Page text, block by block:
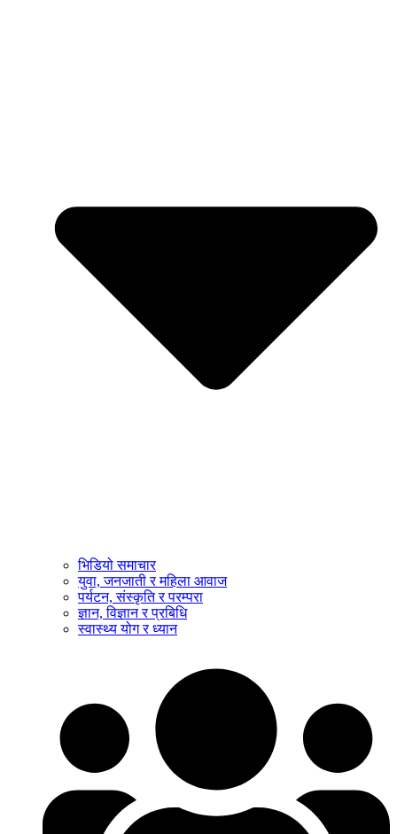
भिडियो समाचार
युवा, जनजाती र महिला आवाज
पर्यटन, संस्कृति र परम्परा
ज्ञान, विज्ञान र प्रबिधि
स्वास्थ्य योग र ध्यान